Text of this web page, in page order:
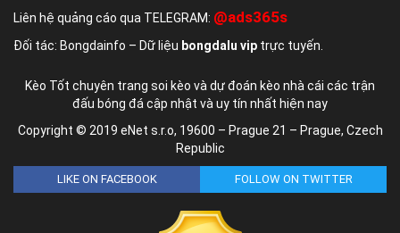
Liên hệ quảng cáo qua TELEGRAM: @ads365s
Đối tác: Bongdainfo – Dữ liệu bongdalu vip trực tuyến.
Kèo Tốt chuyên trang soi kèo và dự đoán kèo nhà cái các trận
đấu bóng đá cập nhật và uy tín nhất hiện nay
Copyright © 2019 eNet s.r.o, 19600 – Prague 21 – Prague, Czech
Republic
LIKE ON FACEBOOK FOLLOW ON TWITTER